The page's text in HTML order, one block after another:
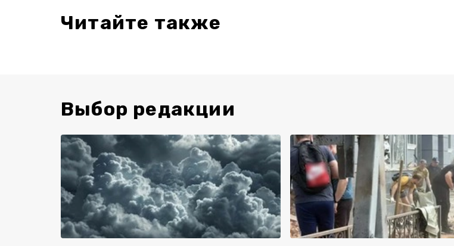
Читайте также
Выбор редакции